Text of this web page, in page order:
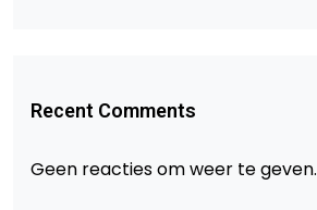
Recent Comments
Geen reacties om weer te geven.